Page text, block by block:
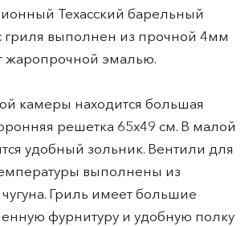
Техасский барельный
гриля выполнен из прочной 4мм
жаропрочной эмалью.
камеры находится большая
решетка 65х49 см. В малой
удобный зольник. Вентили для
выполнены из
Гриль имеет большие
фурнитуру и удобную полку